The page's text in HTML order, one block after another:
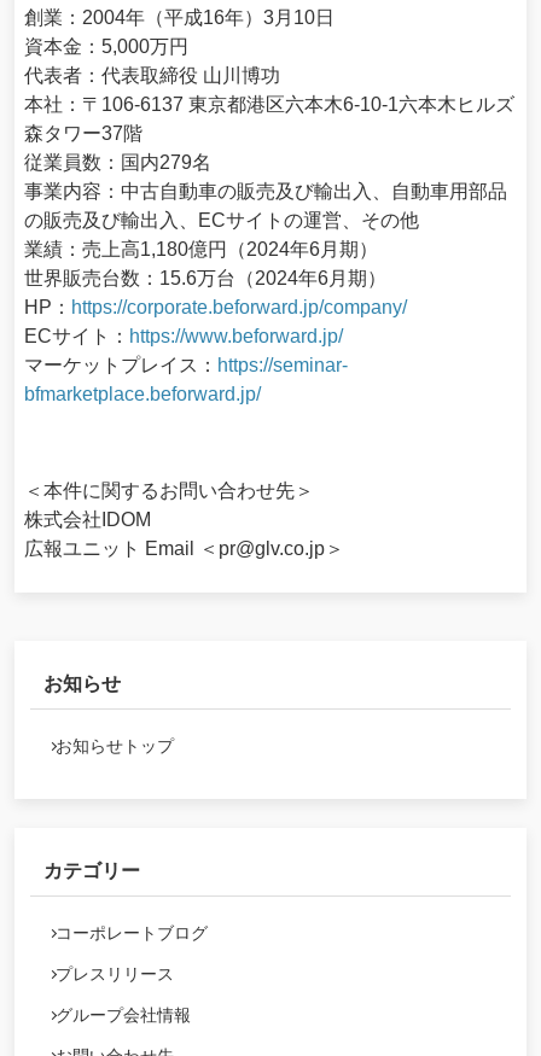
創業：2004年（平成16年）3月10日
資本金：5,000万円
代表者：代表取締役 山川博功
本社：〒106-6137 東京都港区六本木6-10-1六本木ヒルズ
森タワー37階
従業員数：国内279名
事業内容：中古自動車の販売及び輸出入、自動車用部品
の販売及び輸出入、ECサイトの運営、その他
業績：売上高1,180億円（2024年6月期）
世界販売台数：15.6万台（2024年6月期）
HP： https://corporate.beforward.jp/company/
ECサイト： https://www.beforward.jp/
マーケットプレイス： https://seminar-
bfmarketplace.beforward.jp/
＜本件に関するお問い合わせ先＞
株式会社IDOM
広報ユニット Email ＜pr@glv.co.jp＞
お知らせ
お知らせトップ
カテゴリー
コーポレートブログ
プレスリリース
グループ会社情報